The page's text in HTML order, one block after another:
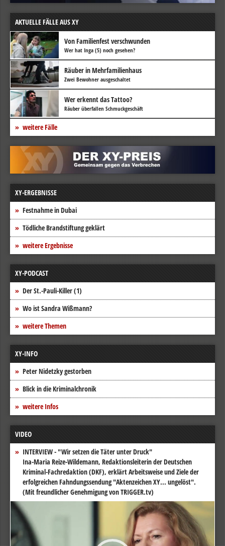
AKTUELLE FÄLLE AUS XY
Von Familienfest verschwunden
Wer hat Inga (5) noch gesehen?
Räuber in Mehrfamilienhaus
Zwei Bewohner ausgeschaltet
Wer erkennt das Tattoo?
Räuber überfallen Schmuckgeschäft
weitere Fälle
XY-ERGEBNISSE
Festnahme in Dubai
Tödliche Brandstiftung geklärt
weitere Ergebnisse
XY-PODCAST
Der St.-Pauli-Killer (1)
Wo ist Sandra Wißmann?
weitere Themen
XY-INFO
Peter Nidetzky gestorben
Blick in die Kriminalchronik
weitere Infos
VIDEO
INTERVIEW - "Wir setzen die Täter unter Druck"
Ina-Maria Reize-Wildemann, Redaktionsleiterin der Deutschen
Kriminal-Fachredaktion (DKF), erklärt Arbeitsweise und Ziele der
erfolgreichen Fahndungssendung "Aktenzeichen XY... ungelöst".
(Mit freundlicher Genehmigung von TRIGGER.tv)
Video-
Player